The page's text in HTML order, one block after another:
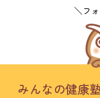
＼フ
みんなの健康